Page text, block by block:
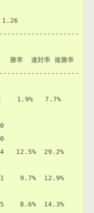
連対率 複勝率
1.9%   7.7%
12.5%  29.2%
9.7%  12.9%
8.6%  14.3%